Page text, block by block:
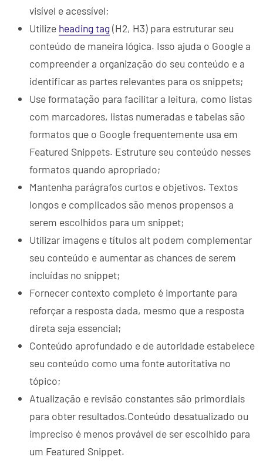
visível e acessível;
Utilize heading tag(H2, H3) para estruturar seu
conteúdo de maneira lógica. Isso ajuda o Google a
compreender a organização do seu conteúdo e a
identificar as partes relevantes para os snippets;
Use formatação para facilitar a leitura, como listas
com marcadores, listas numeradas e tabelas são
formatos que o Google frequentemente usa em
Featured Snippets. Estruture seu conteúdo nesses
formatos quando apropriado;
Mantenha parágrafos curtos e objetivos. Textos
longos e complicados são menos propensos a
serem escolhidos para um snippet;
Utilizar imagens e títulos alt podem complementar
seu conteúdo e aumentar as chances de serem
incluídas no snippet;
Fornecer contexto completo é importante para
reforçar a resposta dada, mesmo que a resposta
direta seja essencial;
Conteúdo aprofundado e de autoridade estabelece
seu conteúdo como uma fonte autoritativa no
tópico;
Atualização e revisão constantes são primordiais
para obter resultados.Conteúdo desatualizado ou
impreciso é menos provável de ser escolhido para
um Featured Snippet.